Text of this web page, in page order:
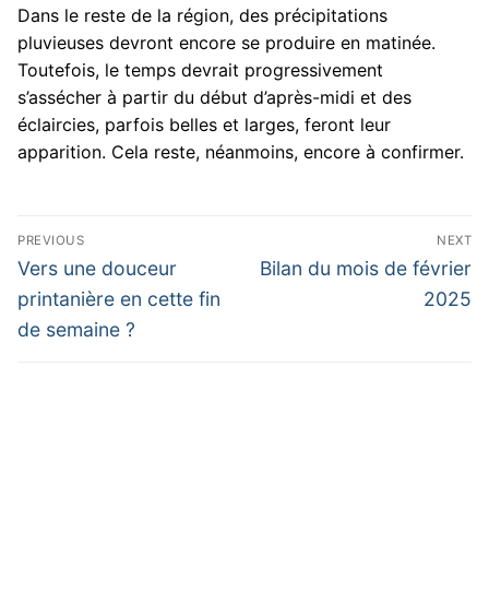
Dans le reste de la région, des précipitations
pluvieuses devront encore se produire en matinée.
Toutefois, le temps devrait progressivement
s’assécher à partir du début d’après-midi et des
éclaircies, parfois belles et larges, feront leur
apparition. Cela reste, néanmoins, encore à confirmer.
Navigation
de
l’article
PREVIOUS
Previous
post:
Vers une douceur
printanière en cette fin
de semaine ?
NEXT
Next
Bilan du mois de février
2025